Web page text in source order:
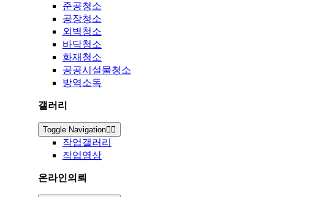
준공청소
공장청소
외벽청소
바닥청소
화재청소
공공시설물청소
방역소독
갤러리
Toggle Navigation
작업갤러리
작업영상
온라인의뢰